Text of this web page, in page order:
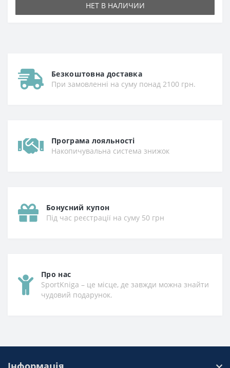
НЕТ В НАЛИЧИИ
Безкоштовна доставка
При замовленні на суму понад 2100 грн.
Програма лояльності
Накопичувальна система знижок
Бонусний купон
Під час реєстрації на суму 50 грн
Про нас
SportKniga – це місце, де завжди можна знайти
чудовий подарунок.